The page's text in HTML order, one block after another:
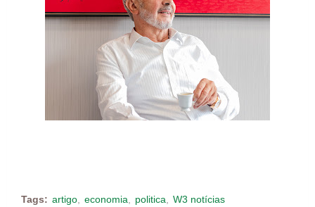
Tags: artigo economia politica W3 notícias